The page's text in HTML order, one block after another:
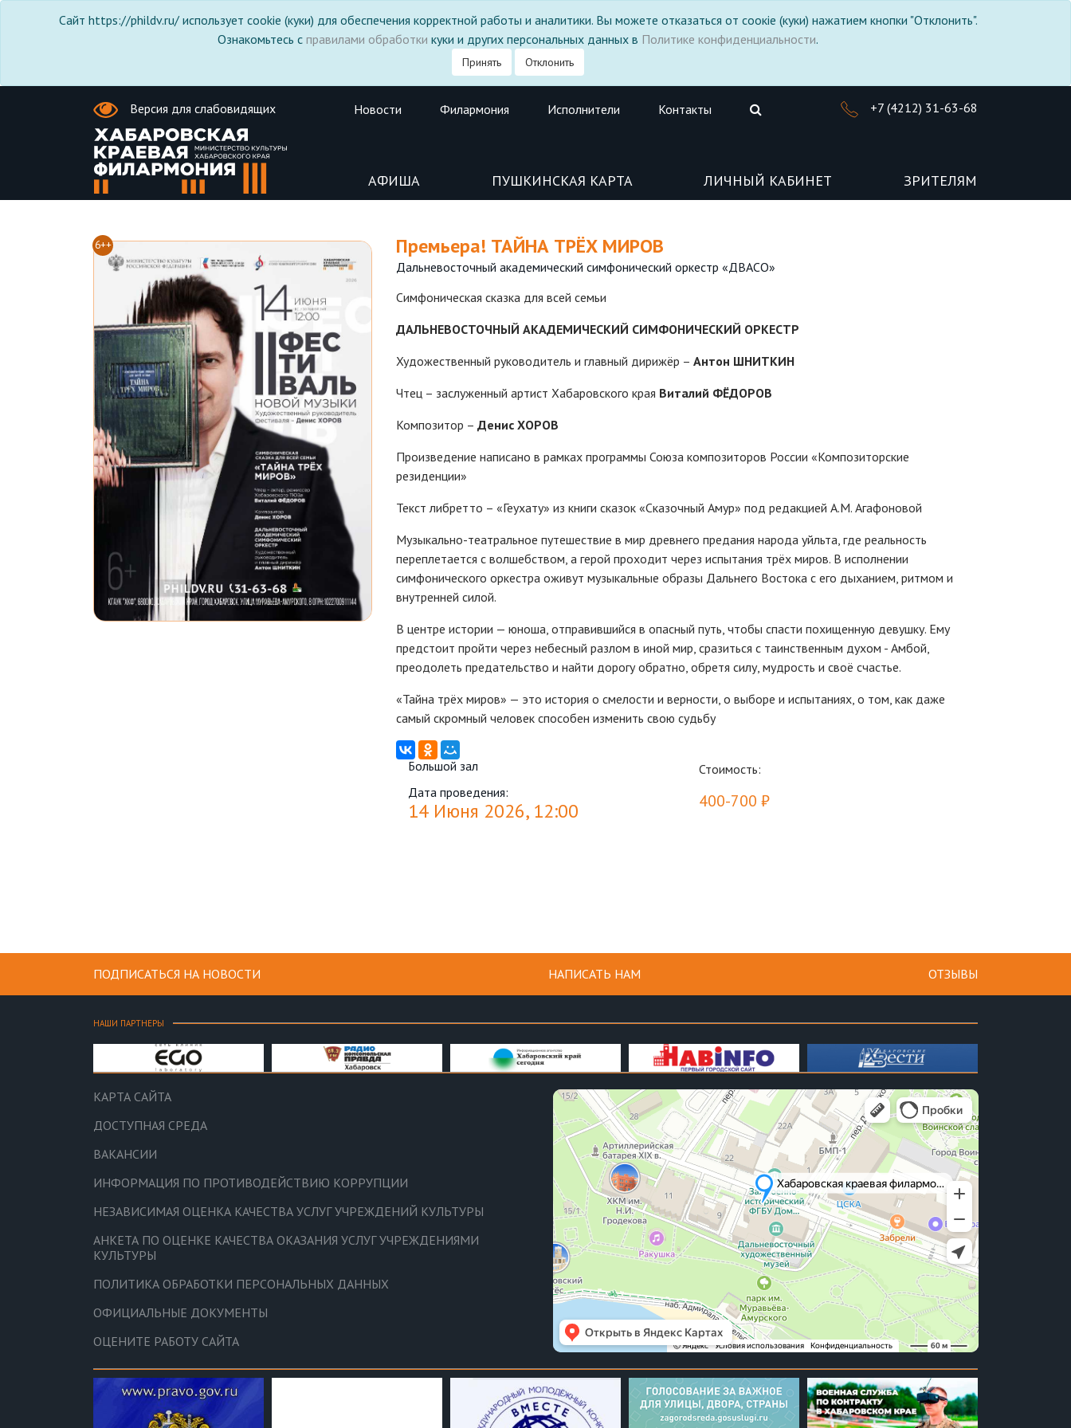
Сайт https://phildv.ru/ использует cookie (куки) для обеспечения корректной работы и аналитики. Вы можете отказаться от соокіе (куки) нажатием кнопки "Отклонить".
Ознакомьтесь с правилами обработки куки и других персональных данных в Политике конфиденциальности.
Принять Отклонить
Версия для слабовидящих Новости Филармония Исполнители Контакты +7 (4212) 31-63-68
АФИША ПУШКИНСКАЯ КАРТА ЛИЧНЫЙ КАБИНЕТ ЗРИТЕЛЯМ
6++ Премьера! ТАЙНА ТРЁХ МИРОВ
Дальневосточный академический симфонический оркестр «ДВАСО»
Симфоническая сказка для всей семьи
ДАЛЬНЕВОСТОЧНЫЙ АКАДЕМИЧЕСКИЙ СИМФОНИЧЕСКИЙ ОРКЕСТР
Художественный руководитель и главный дирижёр – Антон ШНИТКИН
Чтец – заслуженный артист Хабаровского края Виталий ФЁДОРОВ
Композитор – Денис ХОРОВ
Произведение написано в рамках программы Союза композиторов России «Композиторские
резиденции»
Текст либретто – «Геухату» из книги сказок «Сказочный Амур» под редакцией А.М. Агафоновой
Музыкально-театральное путешествие в мир древнего предания народа уйльта, где реальность
переплетается с волшебством, а герой проходит через испытания трёх миров. В исполнении
симфонического оркестра оживут музыкальные образы Дальнего Востока с его дыханием, ритмом и
внутренней силой.
В центре истории — юноша, отправившийся в опасный путь, чтобы спасти похищенную девушку. Ему
предстоит пройти через небесный разлом в иной мир, сразиться с таинственным духом - Амбой,
преодолеть предательство и найти дорогу обратно, обретя силу, мудрость и своё счастье.
«Тайна трёх миров» — это история о смелости и верности, о выборе и испытаниях, о том, как даже
самый скромный человек способен изменить свою судьбу
Большой зал
Дата проведения:
14 Июня 2026, 12:00
Стоимость:
400-700 ₽
ПОДПИСАТЬСЯ НА НОВОСТИ НАПИСАТЬ НАМ ОТЗЫВЫ
НАШИ ПАРТНЕРЫ
КАРТА САЙТА
ДОСТУПНАЯ СРЕДА
ВАКАНСИИ
ИНФОРМАЦИЯ ПО ПРОТИВОДЕЙСТВИЮ КОРРУПЦИИ
НЕЗАВИСИМАЯ ОЦЕНКА КАЧЕСТВА УСЛУГ УЧРЕЖДЕНИЙ КУЛЬТУРЫ
АНКЕТА ПО ОЦЕНКЕ КАЧЕСТВА ОКАЗАНИЯ УСЛУГ УЧРЕЖДЕНИЯМИ
КУЛЬТУРЫ
ПОЛИТИКА ОБРАБОТКИ ПЕРСОНАЛЬНЫХ ДАННЫХ
ОФИЦИАЛЬНЫЕ ДОКУМЕНТЫ
ОЦЕНИТЕ РАБОТУ САЙТА